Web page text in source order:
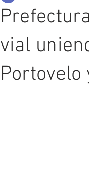
vial
Portovelo